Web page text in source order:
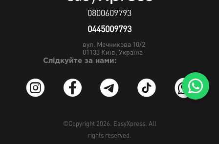
0800609793
0445009793
вул. Мечникова 10/2
01133 Київ, Україна
Слідкуйте за нами:
©Copyright 2026. EasyXpress. All
rights reserved.